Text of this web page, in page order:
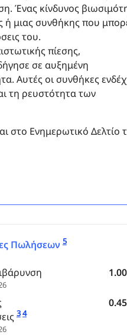
Ένας κίνδυνος
ή μιας συνθήκης που
του.
πίεσης,
σε αυξημένη
Αυτές οι συνθήκες
τη ρευστότητα των
στο Ενημερωτικό Δελτίο
Πωλήσεων5
34